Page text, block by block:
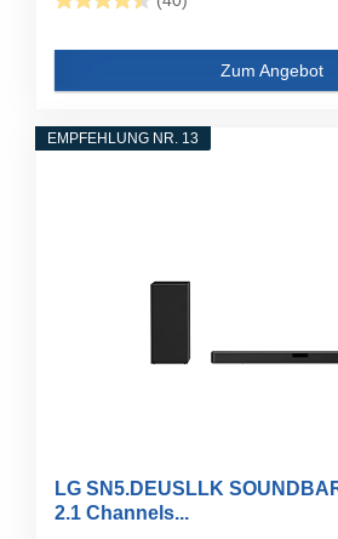
Zum Angebot
EMPFEHLUNG NR. 13
LG SN5.DEUSLLK
2.1 Channels...